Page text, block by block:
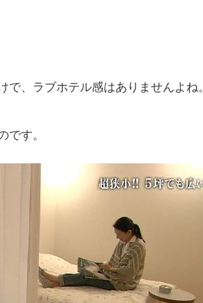
、ラブホテル感はありませんよね。
す。